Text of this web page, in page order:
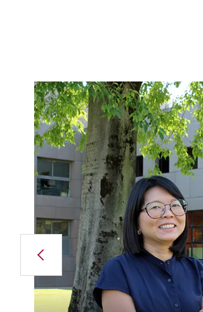
« Ich arbeite jetzt seit 5
Breton UK, einer der
Niederlassungen, und ich
sehr stolz und dankbar, in
familiengeführten
arbeiten, das auf dem
internationalen Markt gut
Als Niederlassung sind wir
Bindeglied zwischen Italien
Großbritannien und ich
unsere tief verwurzelte
Markt unseren Kunden das
erleichtert. Mit einem